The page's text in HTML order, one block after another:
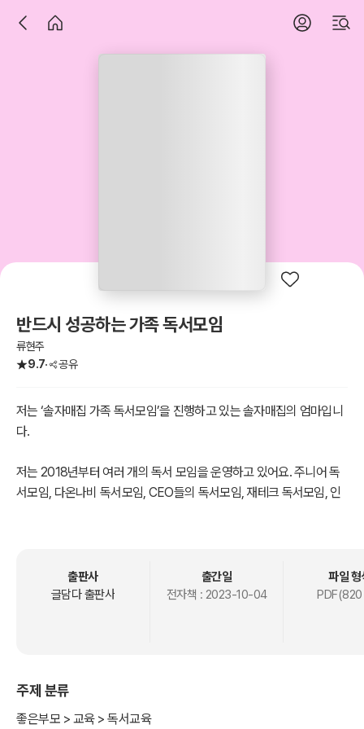
반드시 성공하는 가족 독서모임
류현주
9.7
공유
저는 ‘솔자매집 가족 독서모임’을 진행하고 있는 솔자매집의 엄마입니
다.
저는 2018년부터 여러 개의 독서 모임을 운영하고 있어요. 주니어 독
서모임, 다온나비 독서모임, CEO들의 독서모임, 재테크 독서모임, 인
이렇게 다양한 독서모임을 진행하면서도 저에게는 항상 우리 가족만
의 독서 모임을 만들고 싶다는 로망이 있었어요. ‘아이들은 가정에서
정을 살리는 매개체로서 가족 독서모임이 좋은 역할을 할 수 있으리라
는 믿음을 토대로 가족 독서모임을 진행하게 되었습니다.
출판사
글담다 출판사
출간일
전자책 : 2023-10-04
파일 형
PDF(820
주제 분류
좋은부모 > 교육 > 독서교육